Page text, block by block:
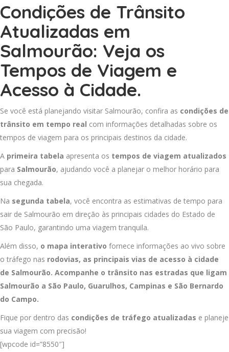
Condições de Trânsito
Atualizadas em
Salmourão: Veja os
Tempos de Viagem e
Acesso à Cidade.
Se você está planejando visitar Salmourão, confira as condições de
trânsito em tempo real com informações detalhadas sobre os
tempos de viagem para os principais destinos da cidade.
A primeira tabela apresenta os tempos de viagem atualizados
para Salmourão, ajudando você a planejar o melhor horário para
sua chegada.
Na segunda tabela, você encontra as estimativas de tempo para
sair de Salmourão em direção às principais cidades do Estado de
São Paulo, garantindo uma viagem tranquila.
Além disso, o mapa interativo fornece informações ao vivo sobre
o tráfego nas rodovias, as principais vias de acesso à cidade
de Salmourão. Acompanhe o trânsito nas estradas que ligam
Salmourão a São Paulo, Guarulhos, Campinas e São Bernardo
do Campo.
Fique por dentro das condições de tráfego atualizadas e planeje
sua viagem com precisão!
[wpcode id=”8550″]